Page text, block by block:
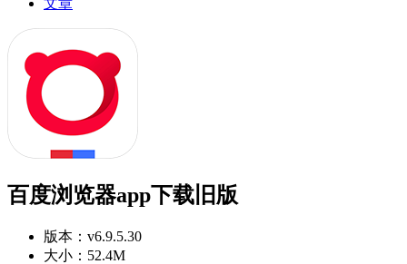
文章
百度浏览器app下载旧版
版本： v6.9.5.30
大小： 52.4M